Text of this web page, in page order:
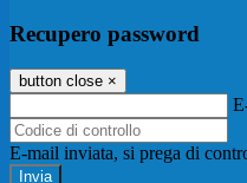
Recupero password
button close ×
E-mail inviata, si prega di